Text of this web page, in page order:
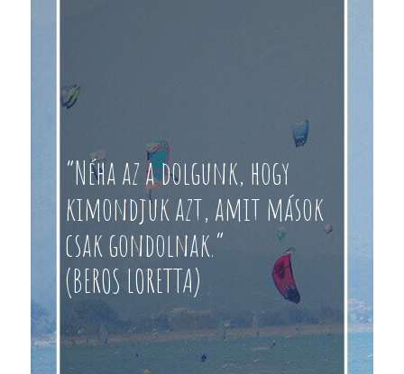
“Néha az a dolgunk, hogy
kimondjuk azt, amit mások
csak gondolnak.”
(BEROS LORETTA)